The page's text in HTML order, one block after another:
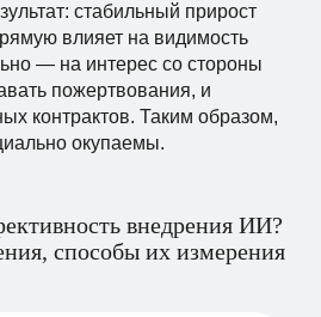
стабильный прирост
влияет на видимость
— на интерес со стороны
пожертвования, и
контрактов. Таким образом,
окупаемы.
внедрения ИИ?
способы их измерения
ДРУГИХ,